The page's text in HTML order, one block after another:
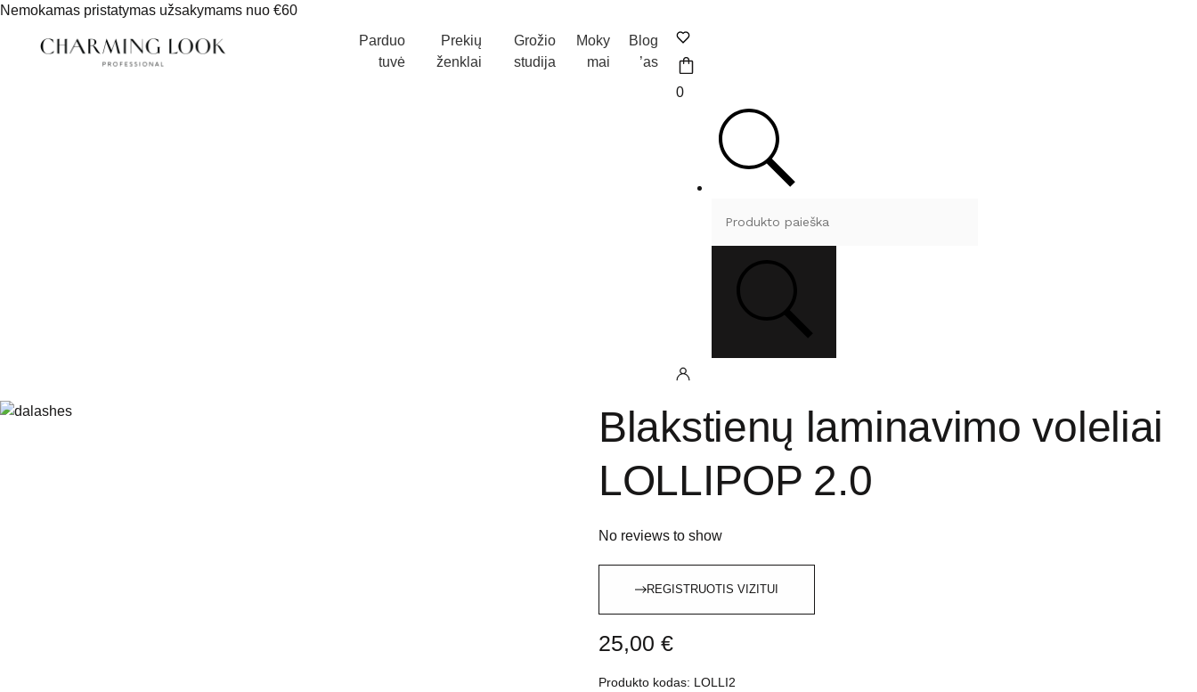
Nemokamas pristatymas užsakymams nuo €60
Parduo
tuvė
Prekių
ženklai
Grožio
studija
Moky
mai
Blog
’as
0
Blakstienų laminavimo voleliai
LOLLIPOP 2.0
No reviews to show
REGISTRUOTIS VIZITUI
25,00 €
Produkto kodas: LOLLI2